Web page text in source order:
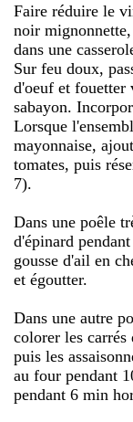
Faire réduire le
noir mignonnette,
dans une
Sur feu doux,
d'oeuf et fouetter
sabayon.
Lorsque
mayonnaise,
tomates, puis
7).
Dans une poêle
d'épinard
gousse d'ail en
et égoutter.
Dans une autre
colorer les carrés
puis les
au four pendant
pendant 6 min